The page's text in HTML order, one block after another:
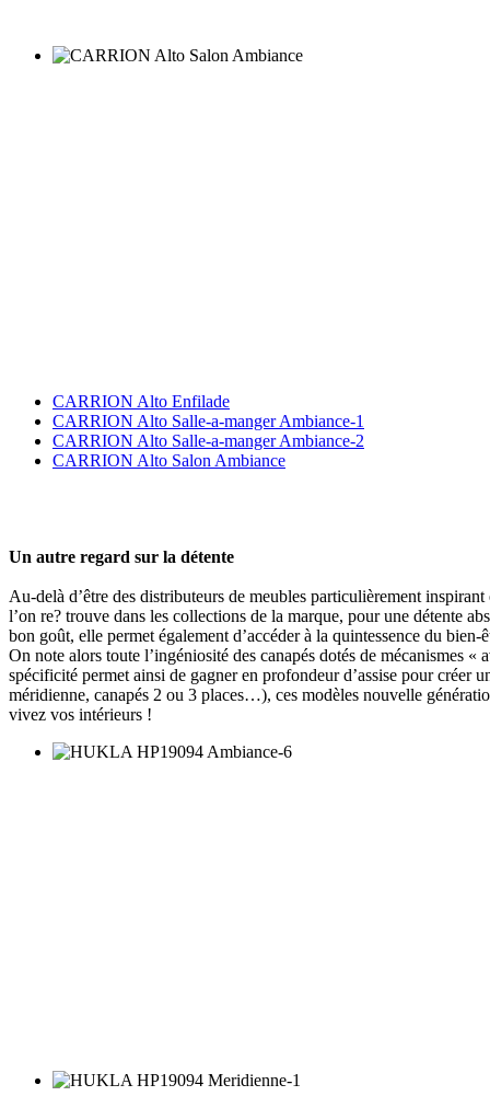
CARRION Alto Enfilade
CARRION Alto Salle-a-manger Ambiance-1
CARRION Alto Salle-a-manger Ambiance-2
CARRION Alto Salon Ambiance
Un autre regard sur la détente
Au-delà d’être des distributeurs de meubles particulièrement
l’on re? trouve dans les collections de la marque, pour une détente
bon goût, elle permet également d’accéder à la quintessence du
On note alors toute l’ingéniosité des canapés dotés de mécanismes
spécificité permet ainsi de gagner en profondeur d’assise pour créer
méridienne, canapés 2 ou 3 places…), ces modèles nouvelle
vivez vos intérieurs !